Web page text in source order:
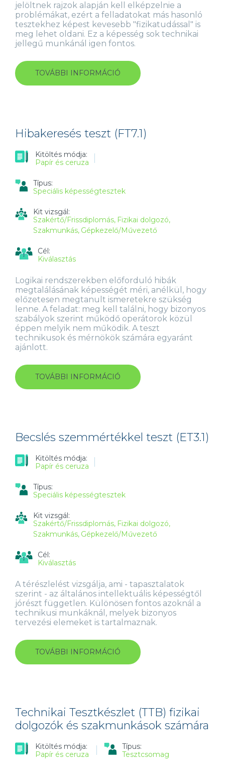
jelöltnek rajzok alapján kell elképzelnie a
problémákat, ezért a felladatokat más hasonló
tesztekhez képest kevesebb "fizikatudással" is
meg lehet oldani. Ez a képesség sok technikai
jellegű munkánál igen fontos.
TOVÁBBI INFORMÁCIÓ MECHANIKAI
ÉRTELMEZÉS
Hibakeresés teszt (FT7.1)
Kitöltés módja:
Papír és ceruza
Típus:
Speciális képességtesztek
Kit vizsgál:
Szakértő/Frissdiplomás Fizikai dolgozó
Szakmunkás Gépkezelő/Művezető
Cél:
Kiválasztás
Logikai rendszerekben előforduló hibák
megtalálásának képességét méri, anélkül, hogy
előzetesen megtanult ismeretekre szükség
lenne. A feladat: meg kell találni, hogy bizonyos
szabályok szerint működő operátorok közül
éppen melyik nem működik. A teszt
technikusok és mérnökök számára egyaránt
ajánlott.
TOVÁBBI INFORMÁCIÓ HIBAKERESÉS
TESZT
Becslés szemmértékkel teszt (ET3.1)
Kitöltés módja:
Papír és ceruza
Típus:
Speciális képességtesztek
Kit vizsgál:
Szakértő/Frissdiplomás Fizikai dolgozó
Szakmunkás Gépkezelő/Művezető
Cél:
Kiválasztás
A térészlelést vizsgálja, ami - tapasztalatok
szerint - az általános intellektuális képességtől
jórészt független. Különösen fontos azoknál a
technikusi munkáknál, melyek bizonyos
tervezési elemeket is tartalmaznak.
TOVÁBBI INFORMÁCIÓ BECSLÉS
SZEMMÉRTÉKKEL
Technikai Tesztkészlet (TTB) fizikai
dolgozók és szakmunkások számára
Kitöltés módja:
Papír és ceruza
Típus:
Tesztcsomag